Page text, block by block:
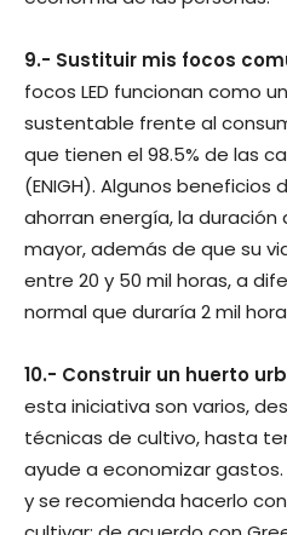
9.- Sustituir mis focos
focos LED funcionan como
sustentable frente al
que tienen el 98.5% de las
(ENIGH). Algunos
ahorran energía, la duración
mayor, además de que su
entre 20 y 50 mil horas, a
normal que duraría 2 mil
10.- Construir un huerto
esta iniciativa son varios,
técnicas de cultivo, hasta
ayude a economizar gastos.
y se recomienda hacerlo